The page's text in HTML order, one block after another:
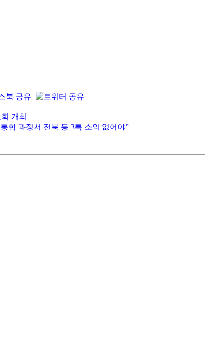
개최
합 과정서 전북 등 3특 소외 없어야”